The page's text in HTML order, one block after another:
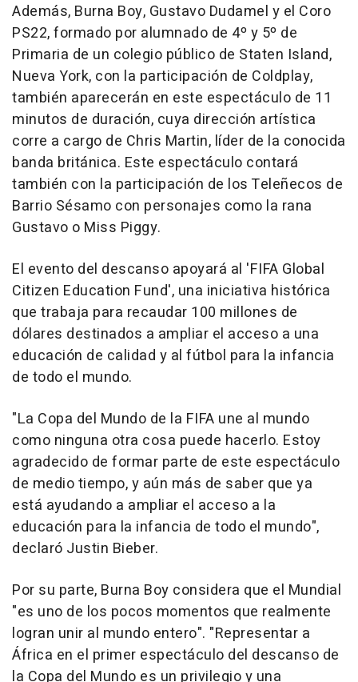
Además, Burna Boy, Gustavo Dudamel y el Coro
PS22, formado por alumnado de 4º y 5º de
Primaria de un colegio público de Staten Island,
Nueva York, con la participación de Coldplay,
también aparecerán en este espectáculo de 11
minutos de duración, cuya dirección artística
corre a cargo de Chris Martin, líder de la conocida
banda británica. Este espectáculo contará
también con la participación de los Teleñecos de
Barrio Sésamo con personajes como la rana
Gustavo o Miss Piggy.
El evento del descanso apoyará al 'FIFA Global
Citizen Education Fund', una iniciativa histórica
que trabaja para recaudar 100 millones de
dólares destinados a ampliar el acceso a una
educación de calidad y al fútbol para la infancia
de todo el mundo.
"La Copa del Mundo de la FIFA une al mundo
como ninguna otra cosa puede hacerlo. Estoy
agradecido de formar parte de este espectáculo
de medio tiempo, y aún más de saber que ya
está ayudando a ampliar el acceso a la
educación para la infancia de todo el mundo",
declaró Justin Bieber.
Por su parte, Burna Boy considera que el Mundial
"es uno de los pocos momentos que realmente
logran unir al mundo entero". "Representar a
África en el primer espectáculo del descanso de
la Copa del Mundo es un privilegio y una